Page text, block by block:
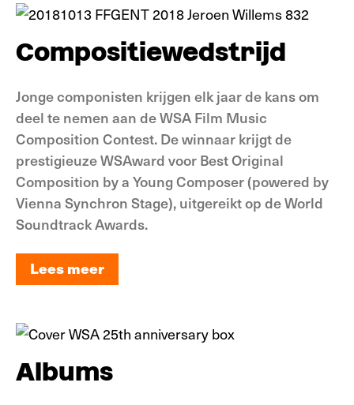
Compositiewedstrijd
Jonge componisten krijgen elk jaar de kans om
deel te nemen aan de WSA Film Music
Composition Contest. De winnaar krijgt de
prestigieuze WSAward voor Best Original
Composition by a Young Composer (powered by
Vienna Synchron Stage), uitgereikt op de World
Soundtrack Awards.
Lees meer
Albums